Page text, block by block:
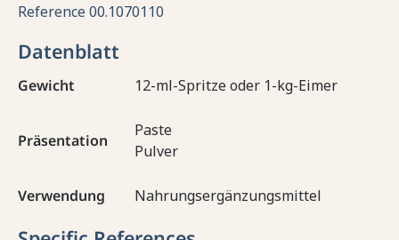
Reference00.1070110
Datenblatt
Gewicht 12-ml-Spritze oder 1-kg-Eimer
Präsentation
Paste
Pulver
Verwendung Nahrungsergänzungsmittel